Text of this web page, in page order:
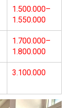
1.500.000–
1.550.000
1.700.000–
1.800.000
3.100.000